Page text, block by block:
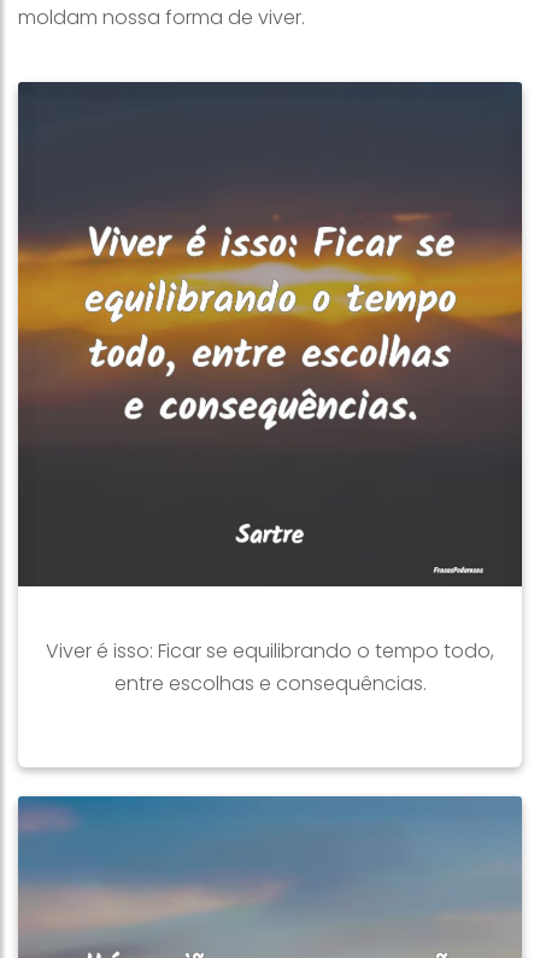
moldam nossa forma de viver.
Viver é isso: Ficar se equilibrando o tempo todo,
entre escolhas e consequências.